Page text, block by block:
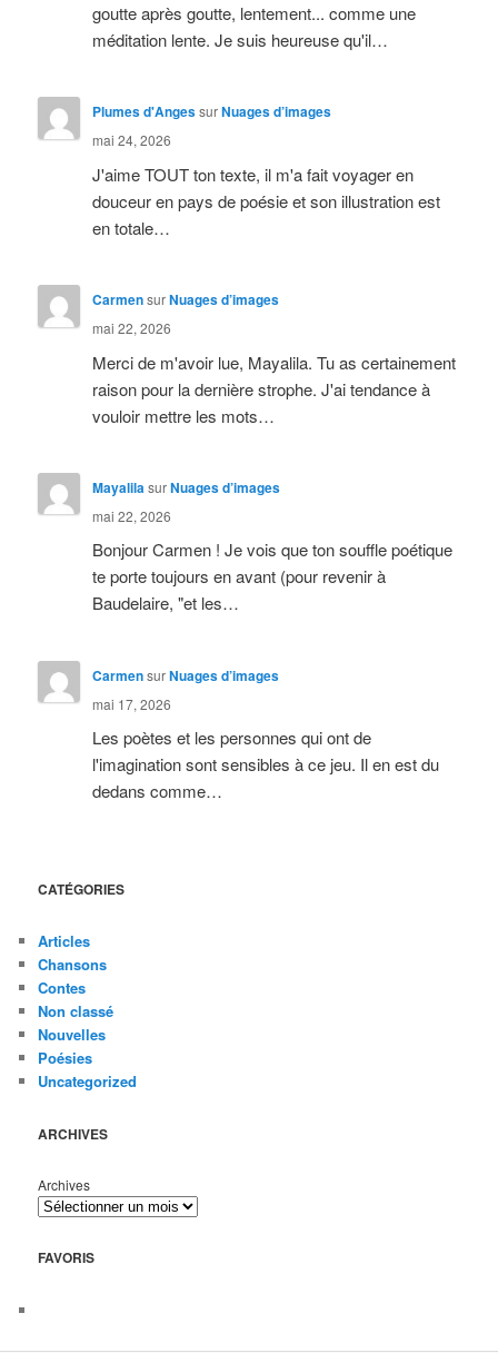
goutte après goutte, lentement... comme une
méditation lente. Je suis heureuse qu'il…
Plumes d'AngessurNuages d’images
mai 24, 2026
J'aime TOUT ton texte, il m'a fait voyager en
douceur en pays de poésie et son illustration est
en totale…
CarmensurNuages d’images
mai 22, 2026
Merci de m'avoir lue, Mayalila. Tu as certainement
raison pour la dernière strophe. J'ai tendance à
vouloir mettre les mots…
MayalilasurNuages d’images
mai 22, 2026
Bonjour Carmen ! Je vois que ton souffle poétique
te porte toujours en avant (pour revenir à
Baudelaire, "et les…
CarmensurNuages d’images
mai 17, 2026
Les poètes et les personnes qui ont de
l'imagination sont sensibles à ce jeu. Il en est du
dedans comme…
CATÉGORIES
Articles
Chansons
Contes
Non classé
Nouvelles
Poésies
Uncategorized
ARCHIVES
Archives
FAVORIS